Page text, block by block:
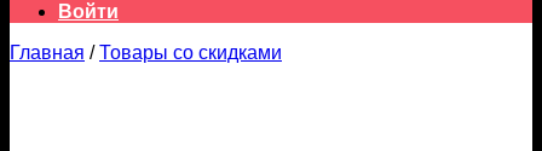
Войти
Главная / Товары со скидками